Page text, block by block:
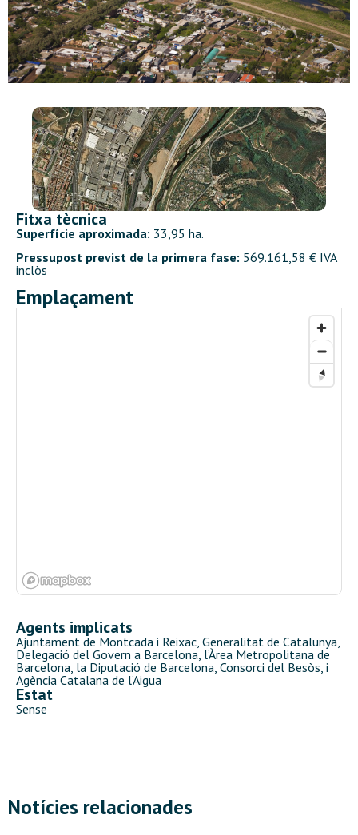
Fitxa tècnica
Superfície aproximada: 33,95 ha.
Pressupost previst de la primera fase: 569.161,58 € IVA
inclòs
Emplaçament
Agents implicats
Ajuntament de Montcada i Reixac, Generalitat de Catalunya,
Delegació del Govern a Barcelona, l’Àrea Metropolitana de
Barcelona, la Diputació de Barcelona, Consorci del Besòs, i
Agència Catalana de l’Aigua
Estat
Sense
Notícies relacionades